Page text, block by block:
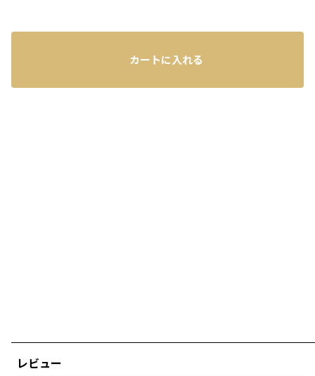
レビュー
カートに入れる